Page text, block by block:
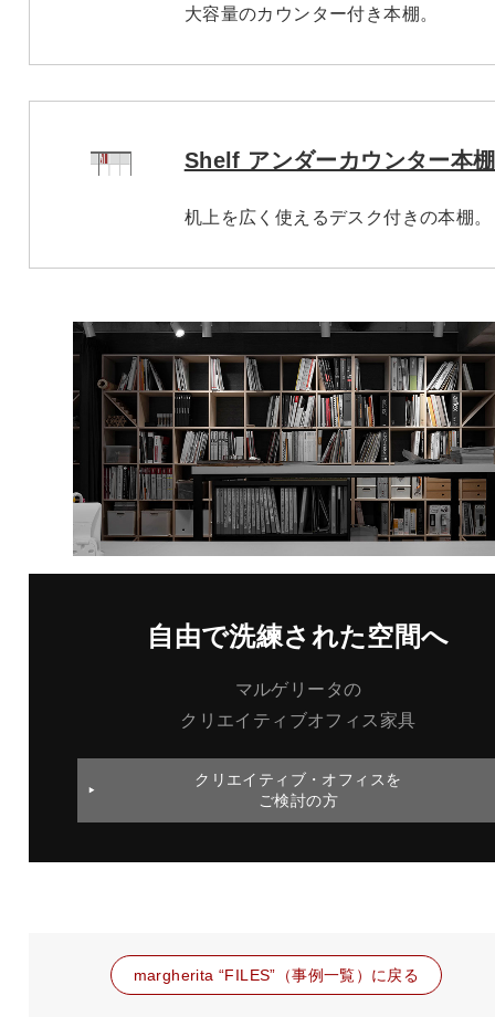
大容量のカウンター付き本棚。
Shelf アンダーカウンター本棚
机上を広く使えるデスク付きの本棚。
自由で洗練された空間へ
マルゲリータの
クリエイティブオフィス家具
クリエイティブ・オフィスを
ご検討の方
margherita “FILES”（事例一覧）に戻る